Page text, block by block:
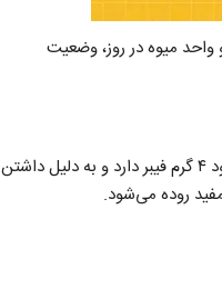
واحد میوه در روز، وضعیت
سیب یکی از رایج‌ترین و در عین حال مفیدترین میوه‌ها برای سلامت روده است. هر عدد سیب حدود ۴ گرم فیبر دارد و به دلیل داشتن
روده می‌شود.